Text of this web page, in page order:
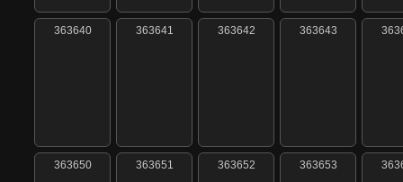
363640 363641 363642 363643
363650 363651 363652 363653